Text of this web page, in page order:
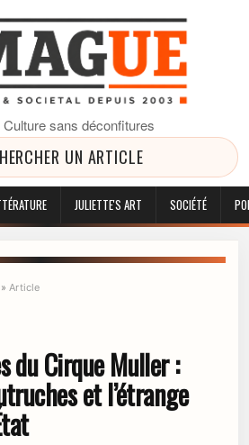
sans déconfitures
UN ARTICLE
JULIETTE'S ART SOCIÉTÉ
»Article
du Cirque Muller :
et l’étrange